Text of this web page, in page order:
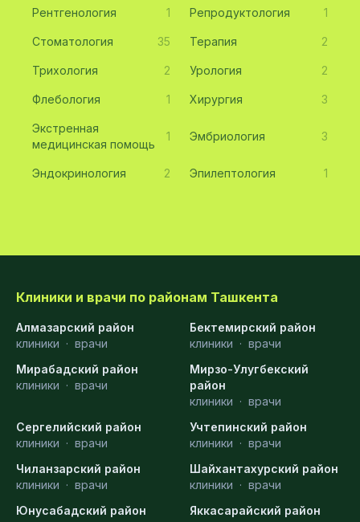
Рентгенология 1 Репродуктология 1
Стоматология 35 Терапия 2
Трихология 2 Урология 2
Флебология 1 Хирургия 3
Экстренная
медицинская помощь
1 Эмбриология 3
Эндокринология 2 Эпилептология 1
Клиники и врачи по районам Ташкента
Алмазарский район
клиники · врачи
Бектемирский район
клиники · врачи
Мирабадский район
клиники · врачи
Мирзо-Улугбекский
район
клиники · врачи
Сергелийский район
клиники · врачи
Учтепинский район
клиники · врачи
Чиланзарский район
клиники · врачи
Шайхантахурский район
клиники · врачи
Юнусабадский район
Яккасарайский район